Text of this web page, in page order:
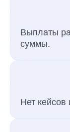
Выплаты
суммы.
Нет